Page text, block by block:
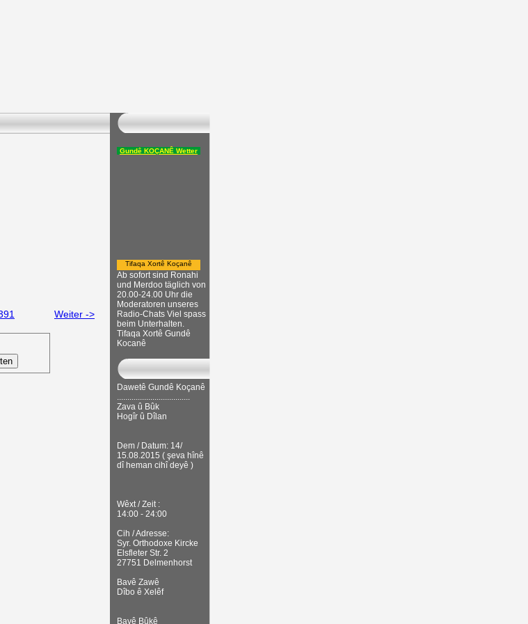
Weiter ->
Gundê KOÇANÊ Wetter
Tifaqa Xortê Koçanê
Ab sofort sind Ronahi
und Merdoo täglich von
20.00-24.00 Uhr die
Moderatoren unseres
Radio-Chats Viel spass
beim Unterhalten.
Tifaqa Xortê Gundê
Kocanê
Dawetê Gundê Koçanê
...................................
Zava û Bûk
Hogîr û Dîlan
Dem / Datum: 14/
15.08.2015 ( şeva hînê
dî heman cihî deyê )
Wêxt / Zeit :
14:00 - 24:00
Cih / Adresse:
Syr. Orthodoxe Kircke
Elsfleter Str. 2
27751 Delmenhorst
Bavê Zawê
Dîbo ê Xelêf
Bavê Bûkê